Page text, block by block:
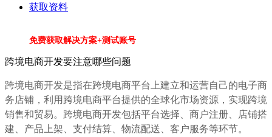
获取资料
免费获取解决方案+测试账号
跨境电商开发要注意哪些问题
跨境电商开发是指在跨境电商平台上建立和运营自己的电子商
务店铺，利用跨境电商平台提供的全球化市场资源，实现跨境
销售和贸易。跨境电商开发包括平台选择、商户注册、店铺搭
建、产品上架、支付结算、物流配送、客户服务等环节。